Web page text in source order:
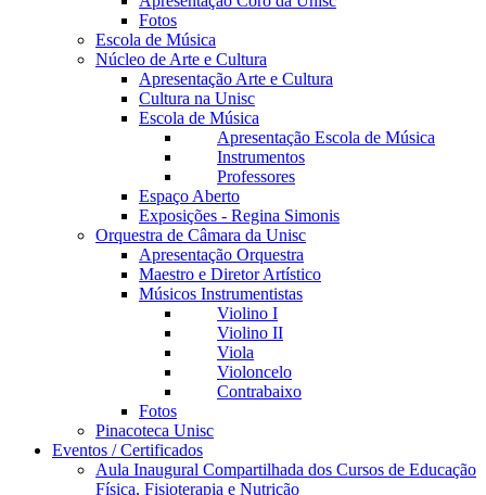
Fotos
Escola de Música
Núcleo de Arte e Cultura
Apresentação Arte e Cultura
Cultura na Unisc
Escola de Música
Apresentação Escola de Música
Instrumentos
Professores
Espaço Aberto
Exposições - Regina Simonis
Orquestra de Câmara da Unisc
Apresentação Orquestra
Maestro e Diretor Artístico
Músicos Instrumentistas
Violino I
Violino II
Viola
Violoncelo
Contrabaixo
Fotos
Pinacoteca Unisc
Eventos / Certificados
Aula Inaugural Compartilhada dos Cursos de Educação
Física, Fisioterapia e Nutrição